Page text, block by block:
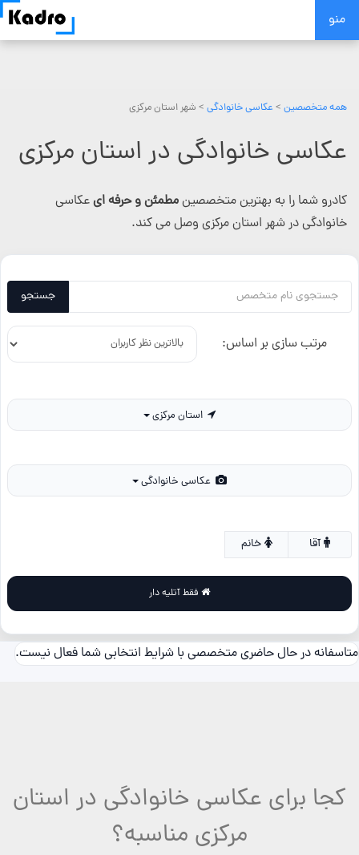
Skip
منو
همه متخصصین > عکاسی خانوادگی > شهر استان مرکزی
عکاسی خانوادگی در استان مرکزی
کادرو شما را به بهترین متخصصینمطمئن و حرفه ایعکاسی
خانوادگی در شهر استان مرکزی وصل می کند.
جستجو
مرتب سازی بر اساس:
خانم
متاسفانه در حال حاضری متخصصی با شرایط انتخابی شما فعال نیست.
کجا برای عکاسی خانوادگی در استان
مرکزی مناسبه؟